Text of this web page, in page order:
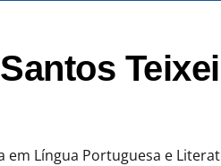
em Língua Portuguesa e